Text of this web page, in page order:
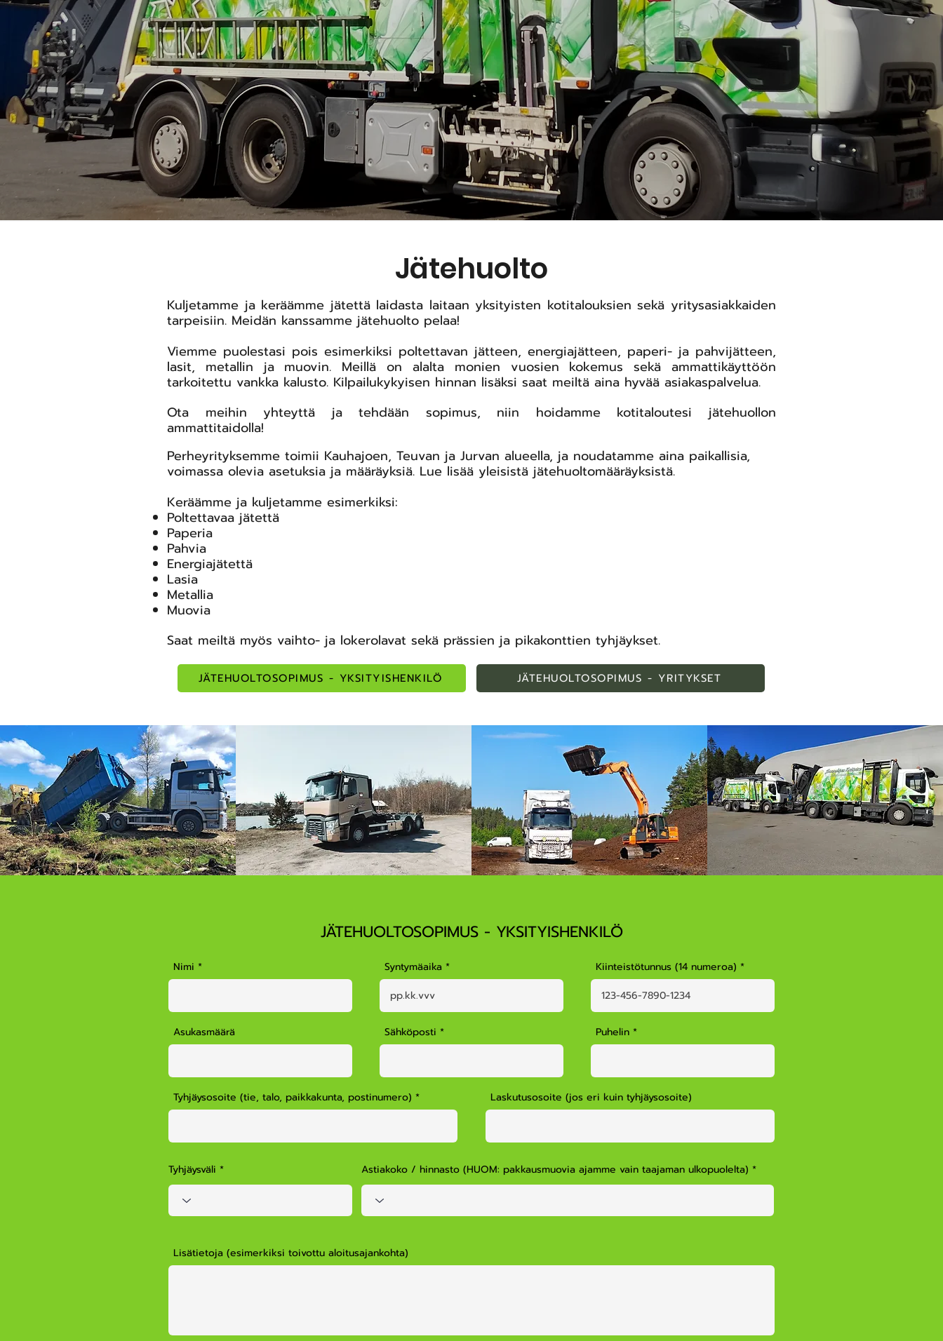
YRITYKSET:
Kauhajoki | Teuva | Jurva
ASUKKAAT:
Kauhajoki | Teuva
Jätehuolto
Kuljetamme ja keräämme jätettä laidasta laitaan yksityisten kotitalouksien sekä yritysasiakkaiden
tarpeisiin. Meidän kanssamme jätehuolto pelaa!
Viemme puolestasi pois esimerkiksi poltettavan jätteen, energiajätteen, paperi- ja pahvijätteen,
lasit, metallin ja muovin. Meillä on alalta monien vuosien kokemus sekä ammattikäyttöön
tarkoitettu vankka kalusto. Kilpailukykyisen hinnan lisäksi saat meiltä aina hyvää asiakaspalvelua.
Ota meihin yhteyttä ja tehdään sopimus, niin hoidamme kotitaloutesi jätehuollon
ammattitaidolla!
​Perheyrityksemme toimii Kauhajoen, Teuvan ja Jurvan alueella, ja noudatamme aina paikallisia,
voimassa olevia asetuksia ja määräyksiä. Lue lisää yleisistä jätehuoltomääräyksistä.
Keräämme ja kuljetamme esimerkiksi:
Poltettavaa jätettä
Paperia
Pahvia
Energiajätettä
Lasia
Metallia
Muovia
Saat meiltä myös vaihto- ja lokerolavat sekä prässien ja pikakonttien tyhjäykset.
JÄTEHUOLTOSOPIMUS - YKSITYISHENKILÖ JÄTEHUOLTOSOPIMUS - YRITYKSET
JÄTEHUOLTOSOPIMUS - YKSITYISHENKILÖ
Nimi Syntymäaika Kiinteistötunnus (14 numeroa)
Asukasmäärä Sähköposti Puhelin
Tyhjäysosoite (tie, talo, paikkakunta, postinumero) Laskutusosoite (jos eri kuin tyhjäysosoite)
Tyhjäysväli Astiakoko / hinnasto (HUOM: pakkausmuovia ajamme vain taajaman ulkopuolelta)
Lisätietoja (esimerkiksi toivottu aloitusajankohta)